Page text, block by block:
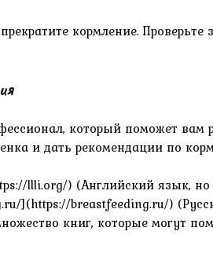
кормление.
который поможет
и дать рекомендации по
llli.org/) (Английский язык,
](https://breastfeeding.ru/)
книг, которые могут